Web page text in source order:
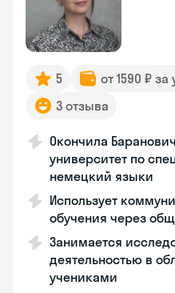
5 от 1590 ₽ за
3 отзыва
Окончила
университет по
немецкий языки
Использует
обучения через
Занимается
деятельностью в
учениками